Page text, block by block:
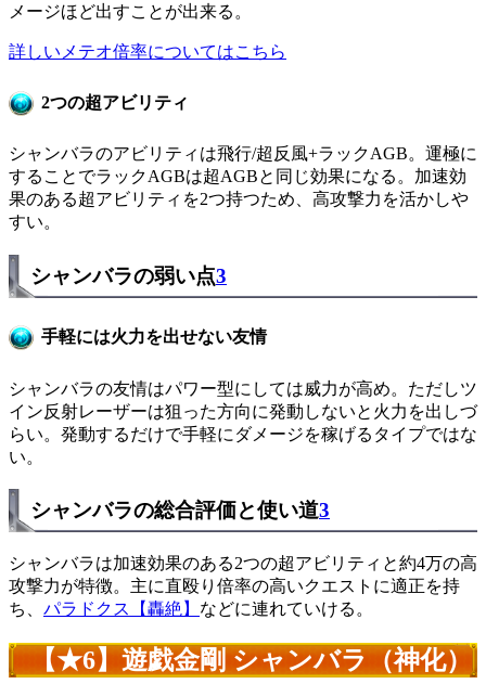
メージほど出すことが出来る。
詳しいメテオ倍率についてはこちら
2つの超アビリティ
シャンバラのアビリティは飛行/超反風+ラックAGB。運極に
することでラックAGBは超AGBと同じ効果になる。加速効
果のある超アビリティを2つ持つため、高攻撃力を活かしや
すい。
シャンバラの弱い点3
手軽には火力を出せない友情
シャンバラの友情はパワー型にしては威力が高め。ただしツ
イン反射レーザーは狙った方向に発動しないと火力を出しづ
らい。発動するだけで手軽にダメージを稼げるタイプではな
い。
シャンバラの総合評価と使い道3
シャンバラは加速効果のある2つの超アビリティと約4万の高
攻撃力が特徴。主に直殴り倍率の高いクエストに適正を持
ち、 パラドクス【轟絶】 などに連れていける。
【★6】遊戯金剛 シャンバラ（神化）